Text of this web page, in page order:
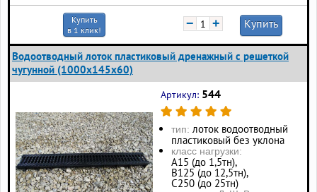
Купить
в 1 клик!
− + Купить
Водоотводный лоток пластиковый дренажный с решеткой
чугунной (1000x145x60)
Артикул: 544
тип: лоток водоотводный
пластиковый без уклона
класс нагрузки:
А15 (до 1,5тн),
В125 (до 12,5тн),
С250 (до 25тн)